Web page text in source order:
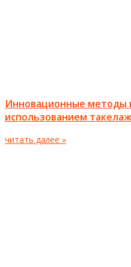
Инновационные методы
использованием
читать далее »